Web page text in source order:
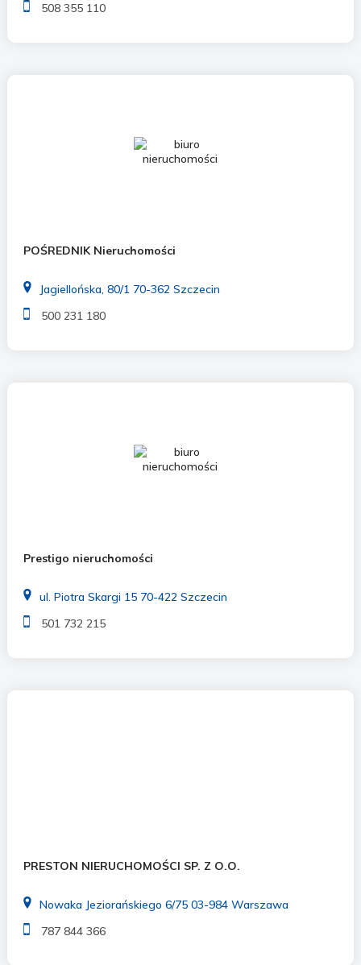
508 355 110
POŚREDNIK Nieruchomości
Jagiellońska, 80/1 70-362 Szczecin
500 231 180
Prestigo nieruchomości
ul. Piotra Skargi 15 70-422 Szczecin
501 732 215
PRESTON NIERUCHOMOŚCI SP. Z O.O.
Nowaka Jeziorańskiego 6/75 03-984 Warszawa
787 844 366